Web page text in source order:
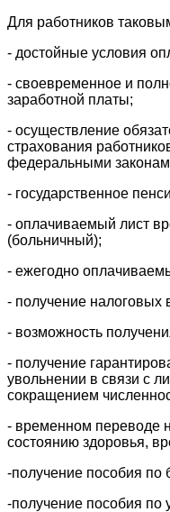
Для работников
- достойные условия
- своевременное и
заработной платы;
- осуществление
страхования
федеральными
- государственное
- оплачиваемый лист
(больничный);
- ежегодно
- получение налоговых
- возможность
- получение
увольнении в связи с
сокращением
- временном переводе
состоянию здоровья,
-получение пособия по
-получение пособия по